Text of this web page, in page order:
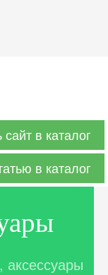
в каталог
в каталог
аксессуары